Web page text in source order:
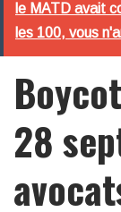
le MATD avait
les 100, vous
28